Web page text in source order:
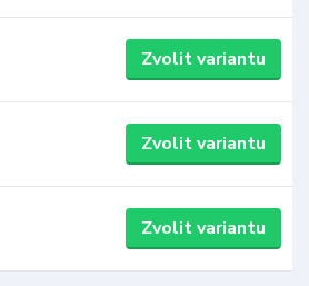
Zvolit variantu
Zvolit variantu
Zvolit variantu